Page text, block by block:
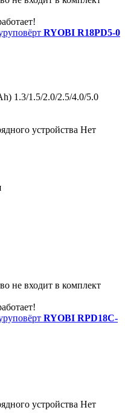
RYOBI R18PD5-0
1.3/1.5/2.0/2.5/4.0/5.0
устройства Нет
не входит в комплект
RYOBI RPD18C-
устройства Нет